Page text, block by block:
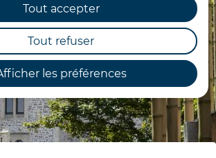
les préférences
Tout accepter
Tout refuser